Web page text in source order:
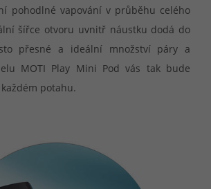
pohodlné vapování v průběhu celého
šířce otvoru uvnitř náustku dodá do
přesné a ideální množství páry a
MOTI Play Mini Pod vás tak bude
potahu.